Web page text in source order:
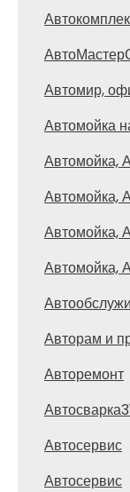
Автомир,
Автомойка
Автомойка,
Автомойка,
Автомойка,
Автомойка,
Авторам и
Авторемонт
Автосервис
Автосервис